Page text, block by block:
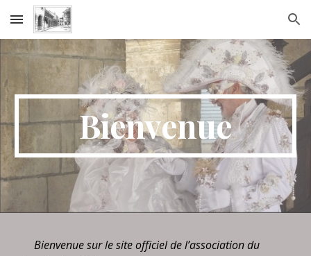
Skip to main content Skip to navigation
Bienvenue
Bienvenue sur le site officiel de l’association du